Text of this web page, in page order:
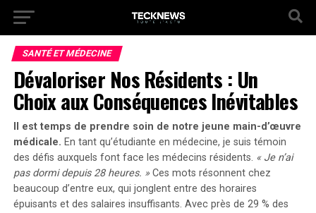
SANTÉ ET MÉDECINE
Dévaloriser Nos Résidents : Un
Choix aux Conséquences Inévitables
Il est temps de prendre soin de notre jeune main-d’œuvre
médicale. En tant qu’étudiante en médecine, je suis témoin
des défis auxquels font face les médecins résidents. « Je n’ai
pas dormi depuis 28 heures. »Ces mots résonnent chez
beaucoup d’entre eux, qui jonglent entre des horaires
épuisants et des salaires insuffisants. Avec près de 29 % des